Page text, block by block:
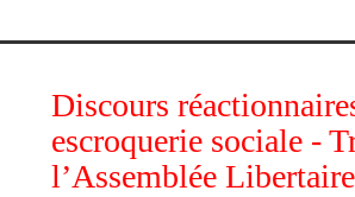
Discours
escroquerie sociale -
l’Assemblée